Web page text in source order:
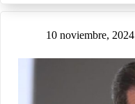
10 noviembre, 2024